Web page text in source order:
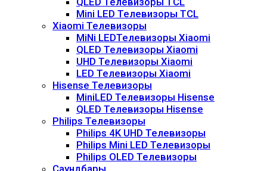
Mini LED Телевизоры TCL
Xiaomi Телевизоры
MiNi LEDТелевизоры Xiaomi
QLED Телевизоры Xiaomi
UHD Телевизоры Xiaomi
LED Телевизоры Xiaomi
Hisense Телевизоры
MiniLED Телевизоры Hisense
QLED Телевизоры Hisense
Philips Телевизоры
Philips 4K UHD Телевизоры
Philips Mini LED Телевизоры
Philips OLED Телевизоры
Саундбары